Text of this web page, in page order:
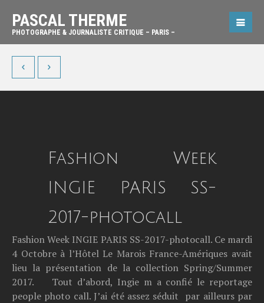
PASCAL THERME
PHOTOGRAPHE & JOURNALISTE CRITIQUE – PARIS –
Fashion Week
INGIE PARIS SS-
2017-photocall
Fashion Week INGIE PARIS SS-2017-photocall. Ce mardi
4 Octobre à l’Hôtel Le Marois France-Amériques avait
lieu la présentation de la collection Spring/Summer
2017. Tout d’abord, Ingie m a confié le reportage
people photo call. J’ai été assez séduit par ailleurs par